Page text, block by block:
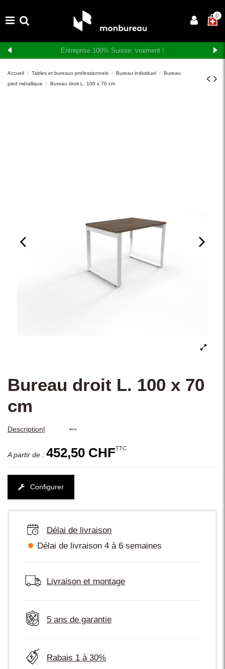
×0
Livraison et montage gratuits en Suisse romande
Accueil Tables et bureaux professionnels Bureau individuel
Bureau
pied métallique
Bureau droit L. 100 x 70 cm
Bureau droit L. 100 x 70
cm
Description|
A partir de : 452,50 CHFTTC
Configurer
Délai de livraison
Délai de livraison 4 à 6 semaines
Livraison et montage
5 ans de garantie
Rabais 1 à 30%